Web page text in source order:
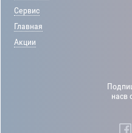
Сервис
Главная
Акции
насв